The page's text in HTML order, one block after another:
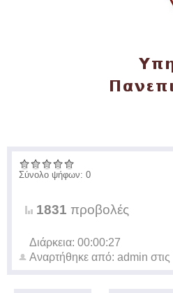
Σύνολο ψήφων: 0
1831 προβολές
Διάρκεια: 00:00:27
Αναρτήθηκε από: admin στις